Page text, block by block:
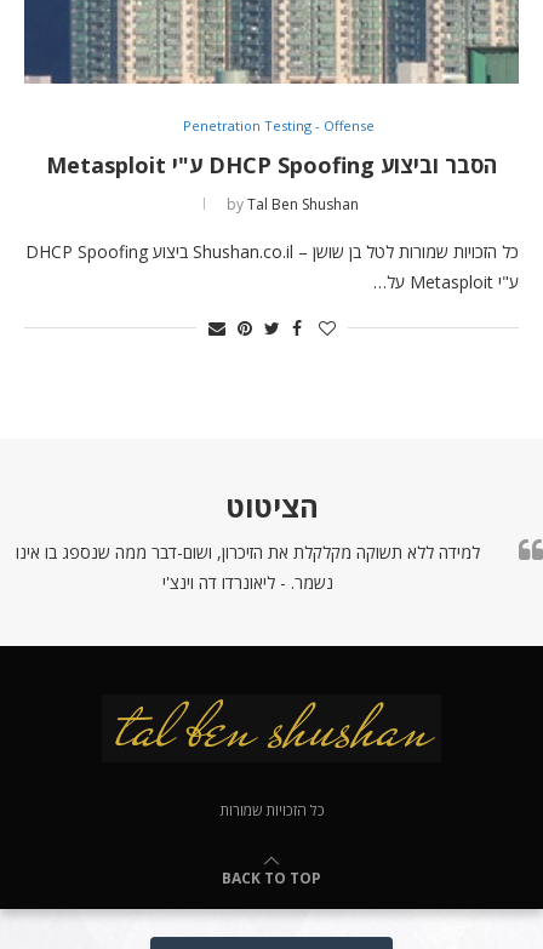
Penetration Testing - Offense
הסבר וביצוע DHCP Spoofing ע"י Metasploit
byTal Ben Shushan
כל הזכויות שמורות לטל בן שושן – Shushan.co.il ביצוע DHCP Spoofing
ע"י Metasploit על…
הציטוט
למידה ללא תשוקה מקלקלת את הזיכרון, ושום-דבר ממה שנספג בו אינו
נשמר. - ליאונרדו דה וינצ'י
כל הזכויות שמורות
BACK TO TOP